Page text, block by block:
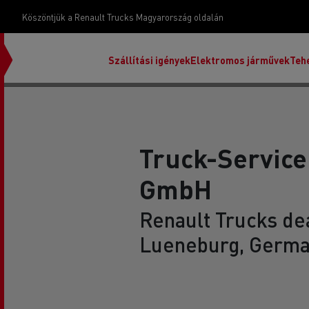
Köszöntjük a Renault Trucks Magyarország oldalán
Szállítási igényekElektromos járművek
Truck-
GmbH
Renault Trucks
Lueneburg,